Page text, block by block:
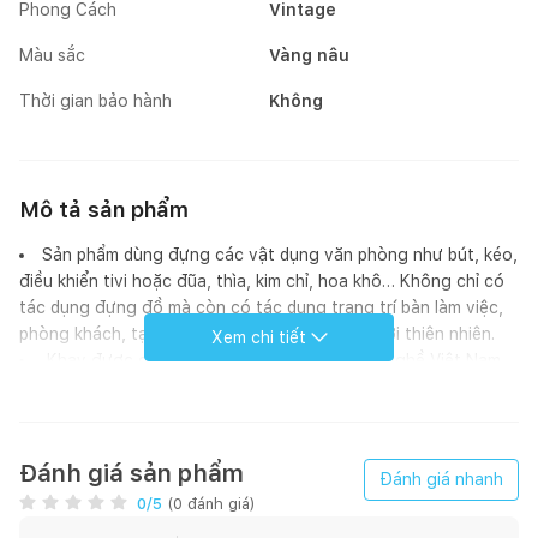
Phong Cách Vintage
Màu sắc Vàng nâu
Thời gian bảo hành Không
Mô tả sản phẩm
Sản phẩm dùng đựng các vật dụng văn phòng như bút, kéo,
điều khiển tivi hoặc đũa, thìa, kim chỉ, hoa khô… Không chỉ có
tác dụng đựng đồ mà còn có tác dụng trang trí bàn làm việc,
phòng khách, tạo không gian tinh tế gần gũi với thiên nhiên.
Khay được chế tác từ các nghệ nhân làng nghề Việt Nam
vệ sinh, tiết kiệm thời gian.
Xem chi tiết
Đánh giá sản phẩm
0/5 (0 đánh giá)
Đánh giá nhanh